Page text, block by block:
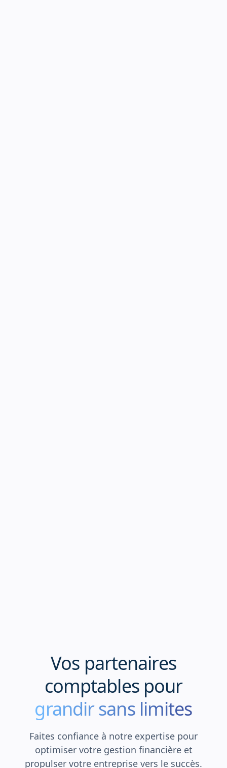
Vos partenaires
comptables pour
grandir sans limites
Faites confiance à notre expertise pour
optimiser votre gestion financière et
propulser votre entreprise vers le succès.